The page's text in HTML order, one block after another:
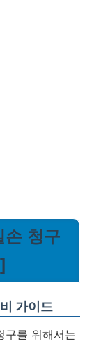
손 청구
가이드
구를 위해서는